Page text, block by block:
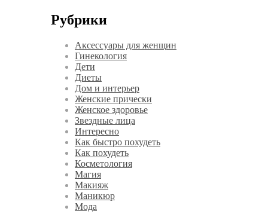
Рубрики
Аксессуары для женщин
Гинекология
Дети
Диеты
Дом и интерьер
Женские прически
Женское здоровье
Звездные лица
Интересно
Как быстро похудеть
Как похудеть
Косметология
Магия
Макияж
Маникюр
Мода